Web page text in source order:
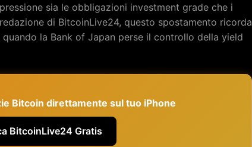
sia le obbligazioni investment grade che i
di BitcoinLive24, questo spostamento ricorda
la Bank of Japan perse il controllo della yield
Bitcoin direttamente sul tuo iPhone
BitcoinLive24 Gratis